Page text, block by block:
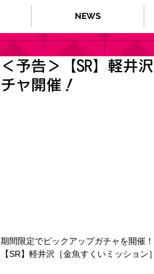
NEWS
＜予告＞【SR】軽井
チャ開催！
期間限定でピックアップガチャを開催！
【SR】軽井沢［金魚すくいミッション